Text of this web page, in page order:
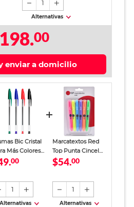
1
Alternativas
00
enviar a domicilio
Bic Cristal
Más Colores
00
1
Alternativas
Marcatextos Red
Top Punta Cincel
Colores 6 piezas
$54.00
1
Alternativas